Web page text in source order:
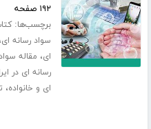
۱۹۲ صفحه
برچسب‌ها:
سواد رسانه ای،
ای، مقاله
رسانه ای در
ای و خانواده،